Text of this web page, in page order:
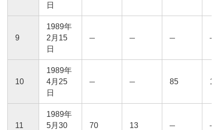
日
9
1989年
2月15
日
10
1989年
4月25
日
85 15
11
1989年
5月30
70 13